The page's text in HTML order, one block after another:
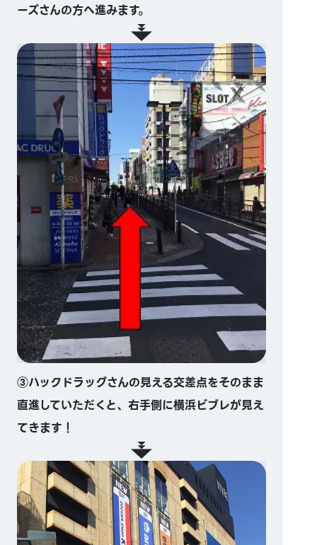
ーズさんの方へ進みます。
③ハックドラッグさんの見える交差点をそのまま
直進していただくと、右手側に横浜ビブレが見え
てきます！